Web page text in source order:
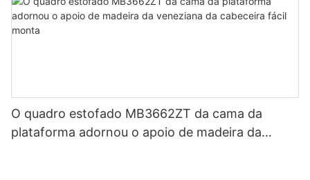
O quadro estofado MB3662ZT da cama da
plataforma adornou o apoio de madeira da